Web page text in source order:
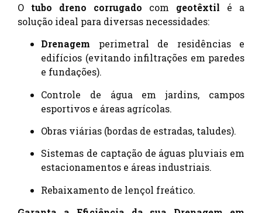
O tubo dreno corrugado com geotêxtil é a
solução ideal para diversas necessidades:
Drenagem perimetral de residências e
edifícios (evitando infiltrações em paredes
e fundações).
Controle de água em jardins, campos
esportivos e áreas agrícolas.
Obras viárias (bordas de estradas, taludes).
Sistemas de captação de águas pluviais em
estacionamentos e áreas industriais.
Rebaixamento de lençol freático.